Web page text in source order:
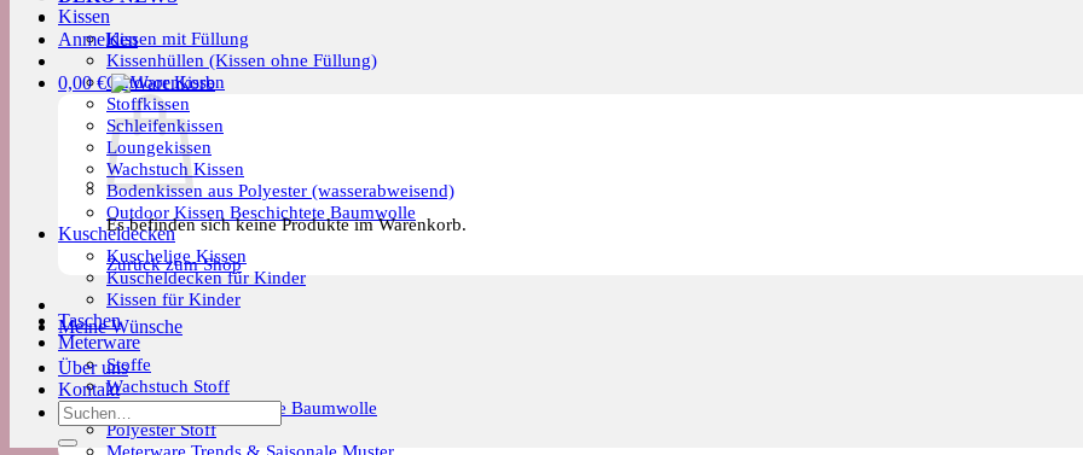
Kissen
Kissen mit Füllung
Kissenhüllen (Kissen ohne Füllung)
Outdoor Kissen
Stoffkissen
Schleifenkissen
Loungekissen
Wachstuch Kissen
Bodenkissen aus Polyester (wasserabweisend)
Outdoor Kissen Beschichtete Baumwolle
Kuscheldecken
Kuschelige Kissen
Kuscheldecken für Kinder
Kissen für Kinder
Taschen
Meterware
Stoffe
Wachstuch Stoff
Meterware Beschichtete Baumwolle
Polyester Stoff
Meterware Trends & Saisonale Muster
Anmelden
0,00€
Es befinden sich keine Produkte im Warenkorb.
Zurück zum Shop
Meine Wünsche
Über uns
Kontakt
Suchen
nach: